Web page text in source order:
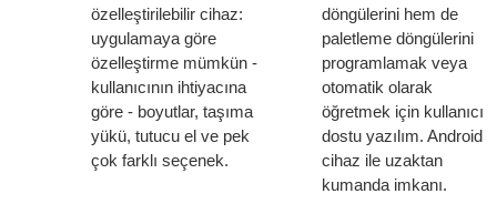
özelleştirilebilir cihaz:
uygulamaya göre
özelleştirme mümkün -
kullanıcının ihtiyacına
göre - boyutlar, taşıma
yükü, tutucu el ve pek
çok farklı seçenek.
döngülerini hem de
paletleme döngülerini
programlamak veya
otomatik olarak
öğretmek için kullanıcı
dostu yazılım. Android
cihaz ile uzaktan
kumanda imkanı.